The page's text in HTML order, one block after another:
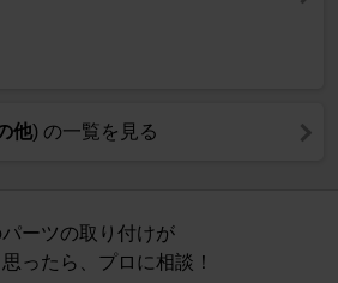
他) の一覧を見る
パーツの取り付けが
ったら、プロに相談！